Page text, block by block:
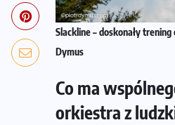
Slackline – doskonały
Dymus
Co ma
orkiestra z